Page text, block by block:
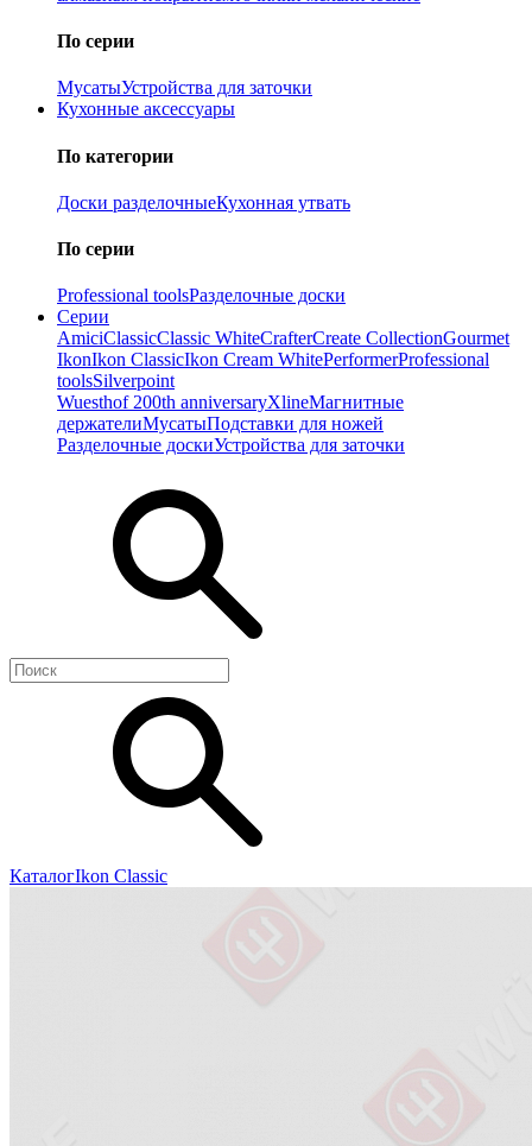
По серии
МусатыУстройства для заточки
Кухонные аксессуары
По категории
Доски разделочныеКухонная утвать
По серии
Professional toolsРазделочные доски
Серии
AmiciClassicClassic WhiteCrafterCreate CollectionGourmet
IkonIkon ClassiсIkon Cream WhitePerformerProfessional
toolsSilverpoint
Wuesthof 200th anniversaryXlineМагнитные
держателиМусатыПодставки для ножей
Разделочные доскиУстройства для заточки
КаталогIkon Classiс